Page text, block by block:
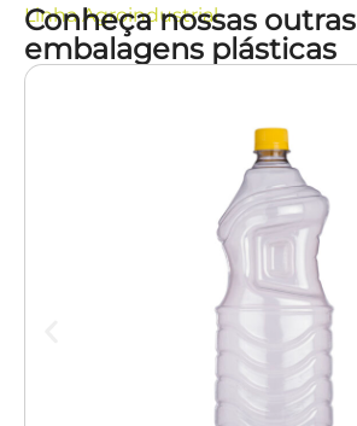
LinhaAgroindustrial
Conheça nossas outras
embalagens plásticas